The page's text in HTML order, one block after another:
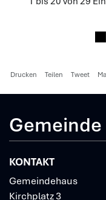
Drucken Teilen Tweet
KONTAKT
Gemeindehaus
Kirchplatz 3